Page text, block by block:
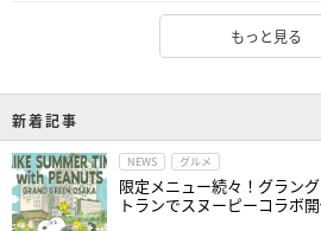
もっと見る
新着記事
NEWS グルメ
限定メニュー続々！グラン
トランでスヌーピーコラボ